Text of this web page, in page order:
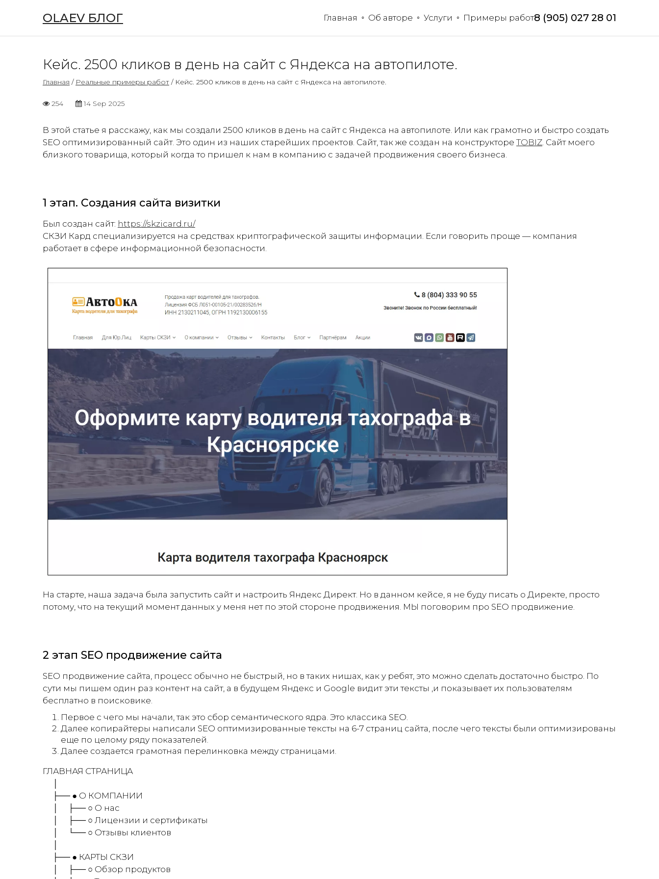
OLAEV БЛОГ 8 (905) 027 28 01
Главная Об авторе Услуги Примеры работ
Кейс. 2500 кликов в день на сайт с Яндекса на автопилоте.
Главная / Реальные примеры работ / Кейс. 2500 кликов в день на сайт с Яндекса на автопилоте.
254 14 Sep 2025
В этой статье я расскажу, как мы создали 2500 кликов в день на сайт с Яндекса на автопилоте. Или как грамотно и быстро создать
SEO оптимизированный сайт. Это один из наших старейших проектов. Сайт, так же создан на конструктореTOBIZ. Сайт моего
близкого товарища, который когда то пришел к нам в компанию с задачей продвижения своего бизнеса.
1 этап. Создания сайта визитки
Был создан сайт: https://skzicard.ru/
СКЗИ Кард специализируется на средствах криптографической защиты информации. Если говорить проще — компания
работает в сфере информационной безопасности.
На старте, наша задача была запустить сайт и настроить Яндекс Директ. Но в данном кейсе, я не буду писать о Директе, просто
потому, что на текущий момент данных у меня нет по этой стороне продвижения. МЫ поговорим про SEO продвижение.
2 этап SEO продвижение сайта
SEO продвижение сайта, процесс обычно не быстрый, но в таких нишах, как у ребят, это можно сделать достаточно быстро. По
сути мы пишем один раз контент на сайт, а в будущем Яндекс и Google видит эти тексты ,и показывает их пользователям
бесплатно в поисковике.
Первое с чего мы начали, так это сбор семантического ядра. Это классика SEO.
Далее копирайтеры написали SEO оптимизированные тексты на 6-7 страниц сайта, после чего тексты были оптимизированы
еще по целому ряду показателей.
Далее создается грамотная перелинковка между страницами.
ГЛАВНАЯ СТРАНИЦА
├── ● О КОМПАНИИ
│ ├── ○ О нас
│ ├── ○ Лицензии и сертификаты
│ └── ○ Отзывы клиентов
├── ● КАРТЫ СКЗИ
│ ├── ○ Обзор продуктов